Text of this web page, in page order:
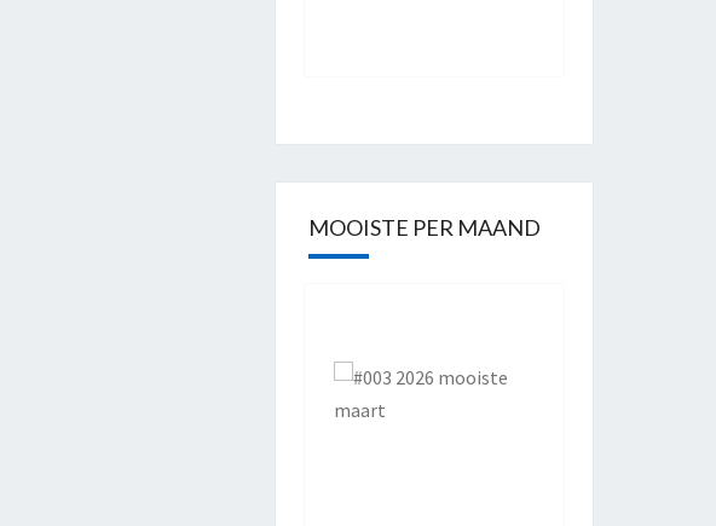
MOOISTE PER MAAND